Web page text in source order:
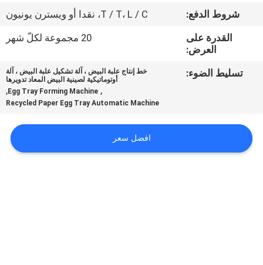
جولة
المعمل
اتصل
شروط الدفع:
T / T، L / C، نقدا أو ويسترن يونيون
القدرة على
العرض:
20 مجموعة لكلّ شهر
تسليط الضوء:
خط إنتاج علبة البيض ، آلة تشكيل علبة البيض ، آلة
أوتوماتيكية لصينية البيض المعاد تدويرها
,
Egg Tray Forming Machine
,
Recycled Paper Egg Tray Automatic Machine
افضل سعر